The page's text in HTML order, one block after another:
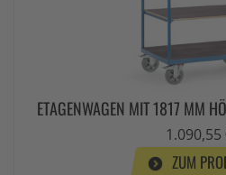
ETAGENWAGEN MIT 1817 MM
1.090,55
ZUM